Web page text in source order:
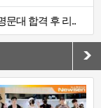
문대 합격 후 리..